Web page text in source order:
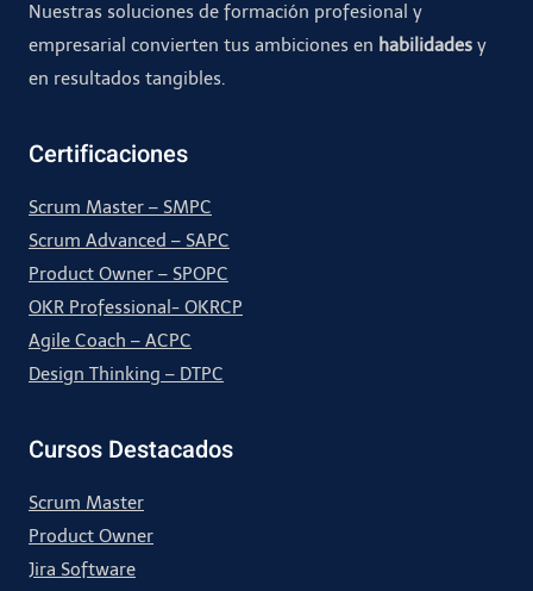
Nuestras soluciones de formación profesional y
empresarial convierten tus ambiciones en habilidades y
en resultados tangibles.
Certificaciones
Scrum Master – SMPC
Scrum Advanced – SAPC
Product Owner – SPOPC
OKR Professional- OKRCP
Agile Coach – ACPC
Design Thinking – DTPC
Cursos Destacados
Scrum Master
Product Owner
Jira Software